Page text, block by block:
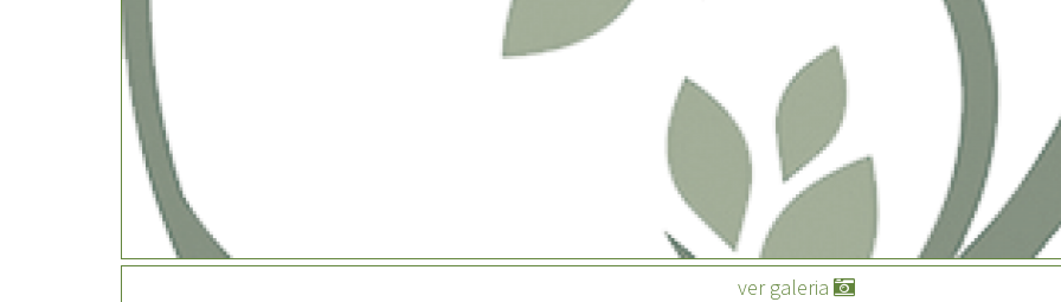
Produto & Indústria
Pessoas & Saberes
Educação & Arte
Etnobotânica
ver galeria